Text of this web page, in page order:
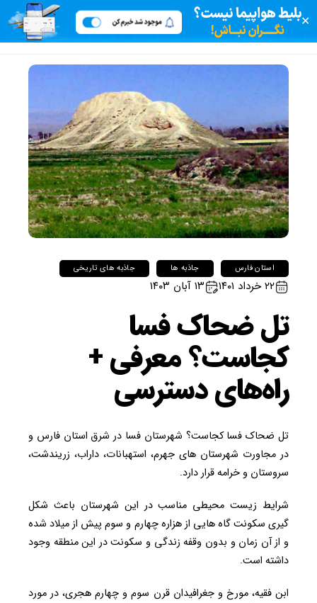
✕
استان فارس جاذبه ها جاذبه های تاریخی
۲۲ خرداد ۱۴۰۱ ۱۳ آبان ۱۴۰۳
تل ضحاک فسا
کجاست؟ معرفی +
راه‌های دسترسی
تل ضحاک فسا کجاست؟ شهرستان فسا در شرق استان فارس و
در مجاورت شهرستان های جهرم، استهبانات، داراب، زریندشت،
سروستان و خرامه قرار دارد.
شرایط زیست محیطی مناسب در این شهرستان باعث شکل
گیری سکونت گاه هایی از هزاره چهارم و سوم پیش از میلاد شده
و از آن زمان و بدون وقفه زندگی و سکونت در این منطقه وجود
داشته است.
ابن فقیه، مورخ و جغرافیدان قرن سوم و چهارم هجری، در مورد